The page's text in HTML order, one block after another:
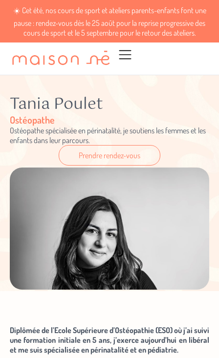
☀️ Cet été, nos cours de sport et ateliers parents-enfants font une
pause : rendez-vous dès le 25 août pour la reprise progressive des
cours de sport et le 5 septembre pour le retour des ateliers.
Tania Poulet
Ostéopathe
Ostéopathe spécialisée en périnatalité, je soutiens les femmes et les
enfants dans leur parcours.
Prendre rendez-vous
Diplômée de l’Ecole Supérieure d’Ostéopathie (ESO) où j’ai suivi
une formation initiale en 5 ans, j’exerce aujourd’hui en libéral
et me suis spécialisée en périnatalité et en pédiatrie.